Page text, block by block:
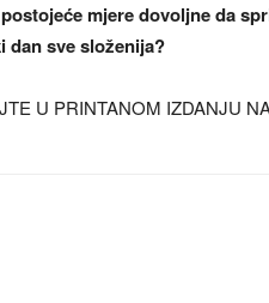
mjere dovoljne da
dan sve složenija?
U PRINTANOM IZDANJU